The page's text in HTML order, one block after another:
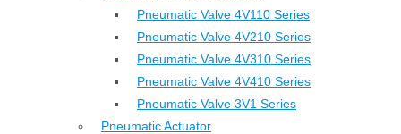
Pneumatic Valve 4V110 Series
Pneumatic Valve 4V210 Series
Pneumatic Valve 4V310 Series
Pneumatic Valve 4V410 Series
Pneumatic Valve 3V1 Series
Pneumatic Actuator